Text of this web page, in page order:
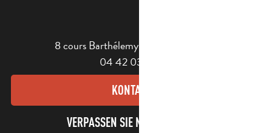
8 cours Barthélemy - 13400 Aubagne
04 42 03 49 98
KONTAKT
VERPASSEN SIE NICHT UNSEREN